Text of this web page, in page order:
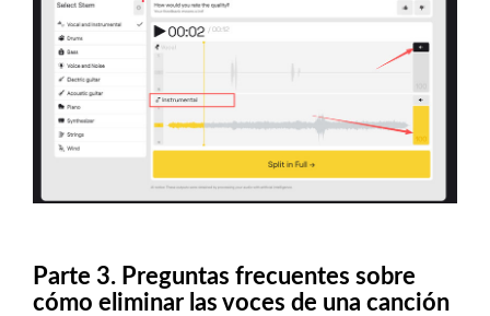
Parte 3. Preguntas frecuentes sobre
cómo eliminar las voces de una canción